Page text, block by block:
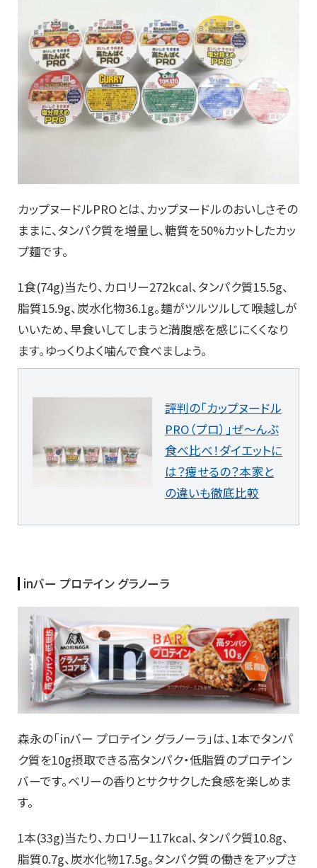
カップヌードルPROとは、カップヌードルのおいしさその
ままに、タンパク質を増量し、糖質を50%カットしたカッ
プ麺です。
1食(74g)当たり、カロリー272kcal、タンパク質15.5g、
脂質15.9g、炭水化物36.1g。麺がツルツルして喉越しが
いいため、早食いしてしまうと満腹感を感じにくくなり
ます。ゆっくりよく噛んで食べましょう。
評判の「カップヌードル
PRO（プロ）」ぜ～んぶ
食べ比べ！ダイエットに
は？痩せるの？本家と
の違いも徹底比較
inバー プロテイン グラノーラ
森永の「inバー プロテイン グラノーラ」は、1本でタンパ
ク質を10g摂取できる高タンパク・低脂質のプロテイン
バーです。ベリーの香りとサクサクした食感を楽しめま
す。
1本(33g)当たり、カロリー117kcal、タンパク質10.8g、
脂質0.7g、炭水化物17.5g。タンパク質の働きをアップさ